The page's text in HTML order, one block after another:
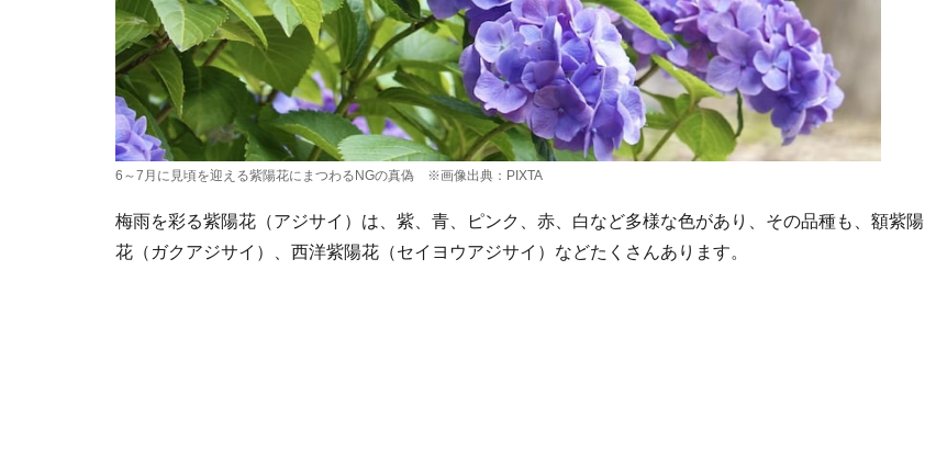
6～7月に見頃を迎える紫陽花にまつわるNGの真偽 ※画像出典：PIXTA
梅雨を彩る紫陽花（アジサイ）は、紫、青、ピンク、赤、白など多様な色があり、その品種も、額紫陽
花（ガクアジサイ）、西洋紫陽花（セイヨウアジサイ）などたくさんあります。